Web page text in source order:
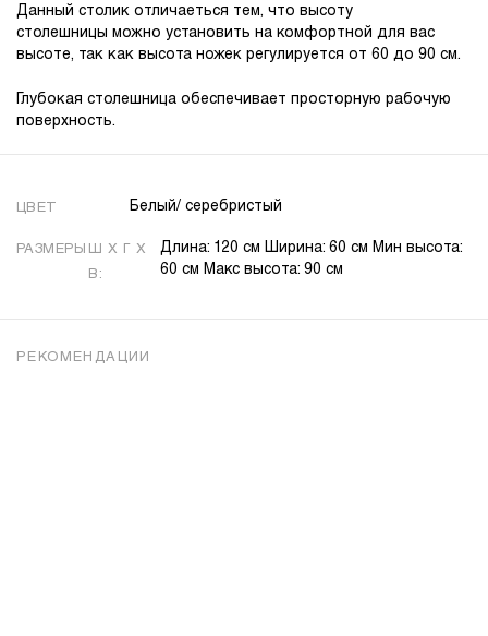
Данный столик отличаеться тем, что высоту
столешницы можно установить на комфортной для вас
высоте, так как высота ножек регулируется от 60 до 90 см.
Глубокая столешница обеспечивает просторную рабочую
поверхность.
ЦВЕТ Белый/ серебристый
РАЗМЕРЫ Ш X Г X
В:
Длина: 120 см Ширина: 60 см Мин высота:
60 см Макс высота: 90 см
РЕКОМЕНДАЦИИ